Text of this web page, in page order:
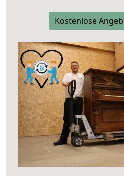
Kostenlose